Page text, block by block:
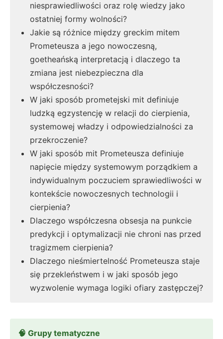
niesprawiedliwości oraz rolę wiedzy jako
ostatniej formy wolności?
Jakie są różnice między greckim mitem
Prometeusza a jego nowoczesną,
goetheańską interpretacją i dlaczego ta
zmiana jest niebezpieczna dla
współczesności?
W jaki sposób prometejski mit definiuje
ludzką egzystencję w relacji do cierpienia,
systemowej władzy i odpowiedzialności za
przekroczenie?
W jaki sposób mit Prometeusza definiuje
napięcie między systemowym porządkiem a
indywidualnym poczuciem sprawiedliwości w
kontekście nowoczesnych technologii i
cierpienia?
Dlaczego współczesna obsesja na punkcie
predykcji i optymalizacji nie chroni nas przed
tragizmem cierpienia?
Dlaczego nieśmiertelność Prometeusza staje
się przekleństwem i w jaki sposób jego
wyzwolenie wymaga logiki ofiary zastępczej?
🧠 Grupy tematyczne